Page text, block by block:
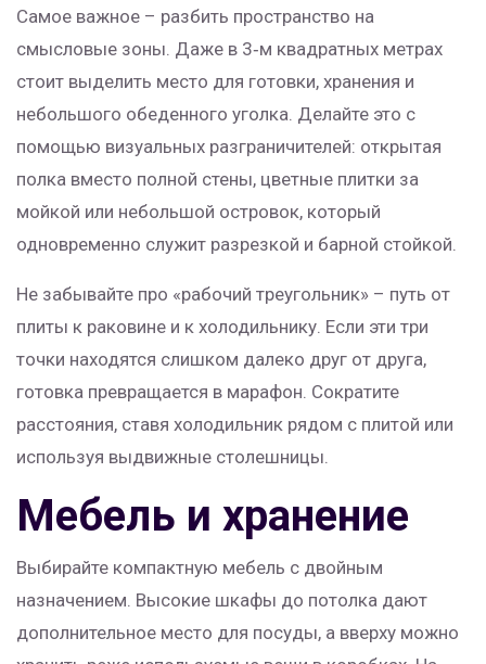
Самое важное – разбить пространство на
смысловые зоны. Даже в 3‑м квадратных метрах
стоит выделить место для готовки, хранения и
небольшого обеденного уголка. Делайте это с
помощью визуальных разграничителей: открытая
полка вместо полной стены, цветные плитки за
мойкой или небольшой островок, который
одновременно служит разрезкой и барной стойкой.
Не забывайте про «рабочий треугольник» – путь от
плиты к раковине и к холодильнику. Если эти три
точки находятся слишком далеко друг от друга,
готовка превращается в марафон. Сократите
расстояния, ставя холодильник рядом с плитой или
используя выдвижные столешницы.
Мебель и хранение
Выбирайте компактную мебель с двойным
назначением. Высокие шкафы до потолка дают
дополнительное место для посуды, а вверху можно